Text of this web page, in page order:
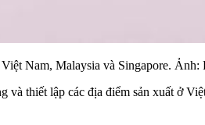
Nam, Malaysia và Singapore. Ảnh:
và thiết lập các địa điểm sản xuất ở